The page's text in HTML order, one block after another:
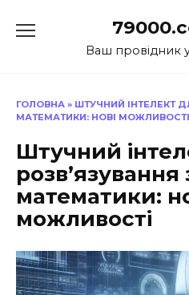
до
Ваш провідник
ГОЛОВНА » ШТУЧНИЙ ІНТЕЛЕКТ
МАТЕМАТИКИ: НОВІ МОЖЛИВОСТІ
Штучний
розв’язування
математики:
можливості